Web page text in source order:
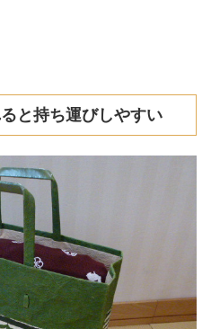
と持ち運びしやすい